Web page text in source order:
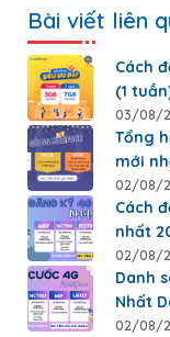
Bài viết liên
Cách
(1
03/08/
Tổng
mới
02/08/
Cách
nhất
02/08/
Danh
Nhất
02/08/